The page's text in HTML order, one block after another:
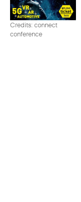
Credits: connect
conference